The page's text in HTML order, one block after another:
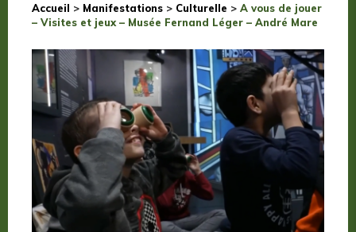
Accueil > Manifestations > Culturelle > A vous de jouer
– Visites et jeux – Musée Fernand Léger – André Mare